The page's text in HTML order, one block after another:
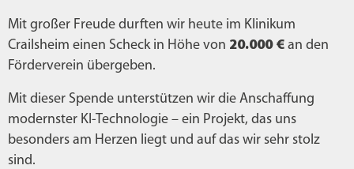
Mit großer Freude durften wir heute im Klinikum
Crailsheim einen Scheck in Höhe von 20.000 € an den
Förderverein übergeben.
Mit dieser Spende unterstützen wir die Anschaffung
modernster KI-Technologie – ein Projekt, das uns
besonders am Herzen liegt und auf das wir sehr stolz
sind.